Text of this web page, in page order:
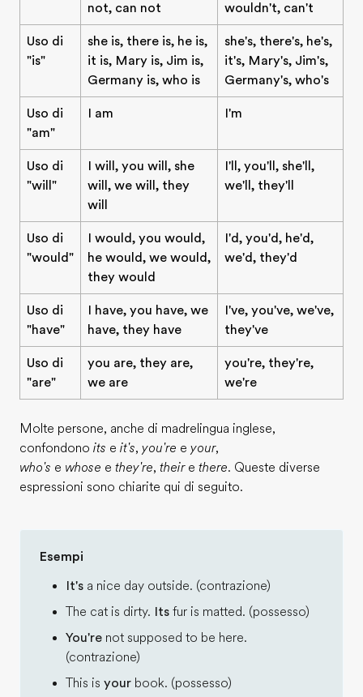
not, can not
wouldn't, can't
Uso di
"is"
she is, there is, he is,
it is, Mary is, Jim is,
Germany is, who is
she's, there's, he's,
it's, Mary's, Jim's,
Germany's, who's
Uso di
"am"
I am I'm
Uso di
"will"
I will, you will, she
will, we will, they
will
I'll, you'll, she'll,
we'll, they'll
Uso di
"would"
I would, you would,
he would, we would,
they would
I'd, you'd, he'd,
we'd, they'd
Uso di
"have"
I have, you have, we
have, they have
I've, you've, we've,
they've
Uso di
"are"
you are, they are,
we are
you're, they're,
we're
Molte persone, anche di madrelingua inglese,
confondono its e it's, you're e your,
who's e whose e they're, theire there. Queste diverse
espressioni sono chiarite qui di seguito.
Esempi
It's a nice day outside. (contrazione)
The cat is dirty. Its fur is matted. (possesso)
You're not supposed to be here.
(contrazione)
This is your book. (possesso)